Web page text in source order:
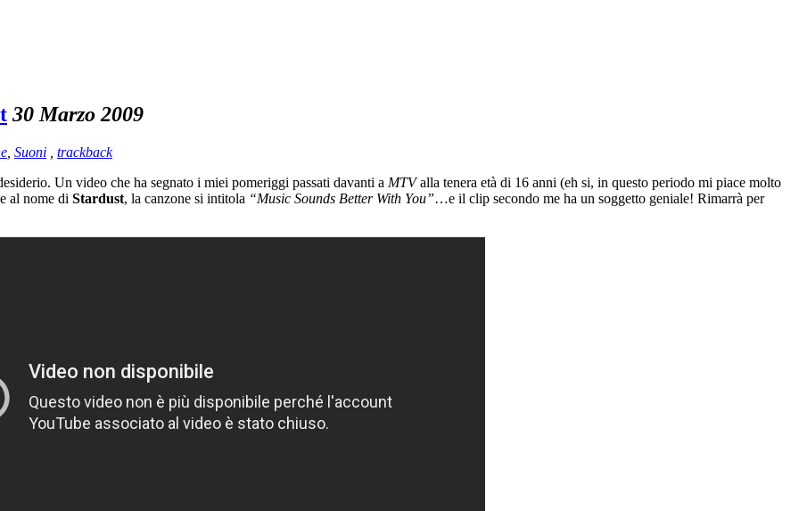
30 Marzo 2009
Suoni
trackback
Un video che ha segnato i miei pomeriggi passati davanti a MTValla tenera età di 16 anni (eh si, in questo periodo mi piace molto
al nome di Stardust, la canzone si intitola “Music Sounds Better With You”…e il clip secondo me ha un soggetto geniale! Rimarrà per